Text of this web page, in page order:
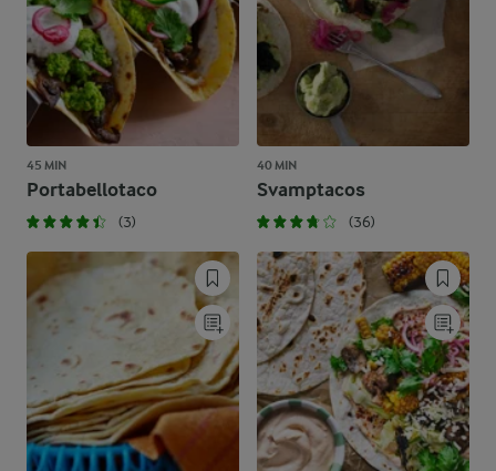
45 MIN
Portabellotaco
(3)
40 MIN
Svamptacos
(36)